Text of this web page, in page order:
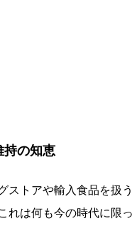
持の知恵
トアや輸入食品を扱
れは何も今の時代に限